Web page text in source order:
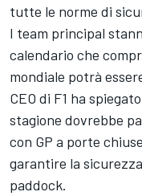
tutte le norme di
I team principal
calendario che
mondiale potrà
CEO di F1 ha
stagione dovrebbe
con GP a porte
garantire la
paddock.